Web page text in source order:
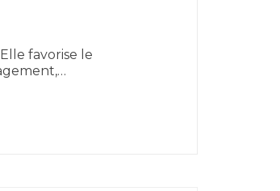
favorise le